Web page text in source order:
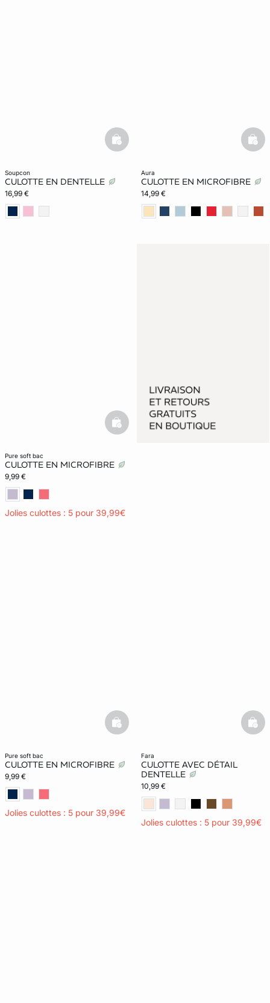
soupcon
CULOTTE EN DENTELLE
16,99 €
basketfull
aura
CULOTTE EN MICROFIBRE
14,99 €
pure soft bac
CULOTTE EN MICROFIBRE
9,99 €
Jolies culottes : 5 pour 39,99€
basketfull
pure soft bac
CULOTTE EN MICROFIBRE
9,99 €
Jolies culottes : 5 pour 39,99€
basketfull
fara
CULOTTE AVEC DÉTAIL
DENTELLE
10,99 €
Jolies culottes : 5 pour 39,99€